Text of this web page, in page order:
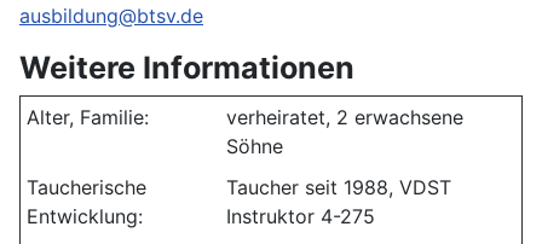
E-Mail:
ausbildung@btsv.de
Weitere Informationen
Weitere Informationen
Alter, Familie:
verheiratet, 2 erwachsene
Söhne
Taucherische
Entwicklung:
Taucher seit 1988, VDST
Instruktor 4-275